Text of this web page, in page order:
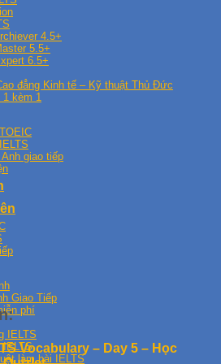
4.5+
5.5+
6.5+
đẳng Kinh tế – Kỹ thuật Thủ Đức
1 kèm 1
giao tiếp
Giao Tiếp
phí
IELTS
IELTS
làm bài IELTS
Vocabulary – Day 5 – Học